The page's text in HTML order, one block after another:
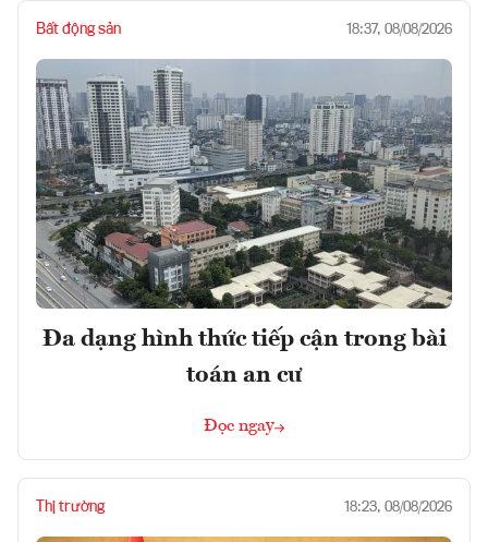
Bất động sản 18:37, 08/08/2026
Đa dạng hình thức tiếp cận trong bài
toán an cư
Đọc ngay
Thị trường 18:23, 08/08/2026